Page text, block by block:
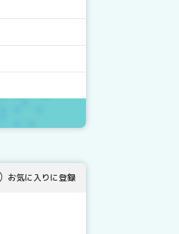
お気に入りに登録